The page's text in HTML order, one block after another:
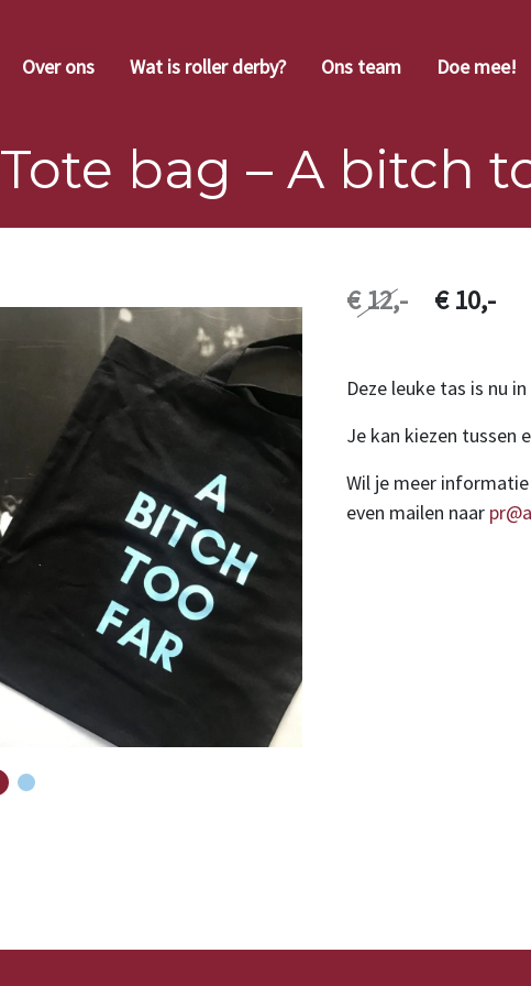
Over ons Wat is roller derby? Ons team Doe mee!
Tote bag – A bitch
€ 12,- € 10,-
Deze leuke tas is nu
Je kan kiezen
Wil je meer
even mailen naar